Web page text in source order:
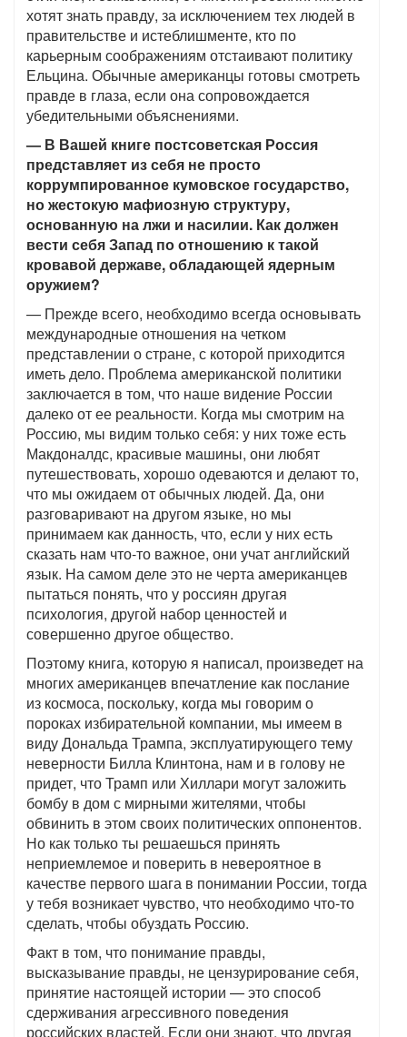
хотят знать правду, за исключением тех людей в
правительстве и истеблишменте, кто по
карьерным соображениям отстаивают политику
Ельцина. Обычные американцы готовы смотреть
правде в глаза, если она сопровождается
убедительными объяснениями.
— В Вашей книге постсоветская Россия
представляет из себя не просто
коррумпированное кумовское государство,
но жестокую мафиозную структуру,
основанную на лжи и насилии. Как должен
вести себя Запад по отношению к такой
кровавой державе, обладающей ядерным
оружием?
— Прежде всего, необходимо всегда основывать
международные отношения на четком
представлении о стране, с которой приходится
иметь дело. Проблема американской политики
заключается в том, что наше видение России
далеко от ее реальности. Когда мы смотрим на
Россию, мы видим только себя: у них тоже есть
Макдоналдс, красивые машины, они любят
путешествовать, хорошо одеваются и делают то,
что мы ожидаем от обычных людей. Да, они
разговаривают на другом языке, но мы
принимаем как данность, что, если у них есть
сказать нам что-то важное, они учат английский
язык. На самом деле это не черта американцев
пытаться понять, что у россиян другая
психология, другой набор ценностей и
совершенно другое общество.
Поэтому книга, которую я написал, произведет на
многих американцев впечатление как послание
из космоса, поскольку, когда мы говорим о
пороках избирательной компании, мы имеем в
виду Дональда Трампа, эксплуатирующего тему
неверности Билла Клинтона, нам и в голову не
придет, что Трамп или Хиллари могут заложить
бомбу в дом с мирными жителями, чтобы
обвинить в этом своих политических оппонентов.
Но как только ты решаешься принять
неприемлемое и поверить в невероятное в
качестве первого шага в понимании России, тогда
у тебя возникает чувство, что необходимо что-то
сделать, чтобы обуздать Россию.
Факт в том, что понимание правды,
высказывание правды, не цензурирование себя,
принятие настоящей истории — это способ
сдерживания агрессивного поведения
российских властей. Если они знают, что другая